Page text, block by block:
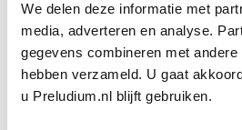
We delen deze informatie met
media, adverteren en analyse.
gegevens combineren met
hebben verzameld. U gaat
u Preludium.nl blijft gebruiken.